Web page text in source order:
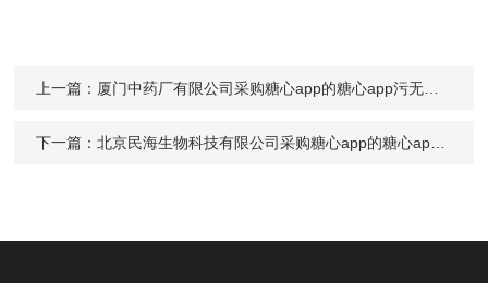
上一篇： 厦门中药厂有限公司采购糖心app的糖心app污无限制观看版下载JH30
下一篇：北京民海生物科技有限公司采购糖心app的糖心app污无限制观看版下载Digipol-M80